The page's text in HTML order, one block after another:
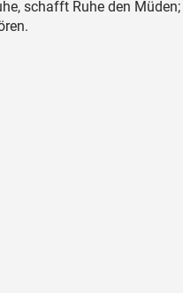
schafft Ruhe den Müden;